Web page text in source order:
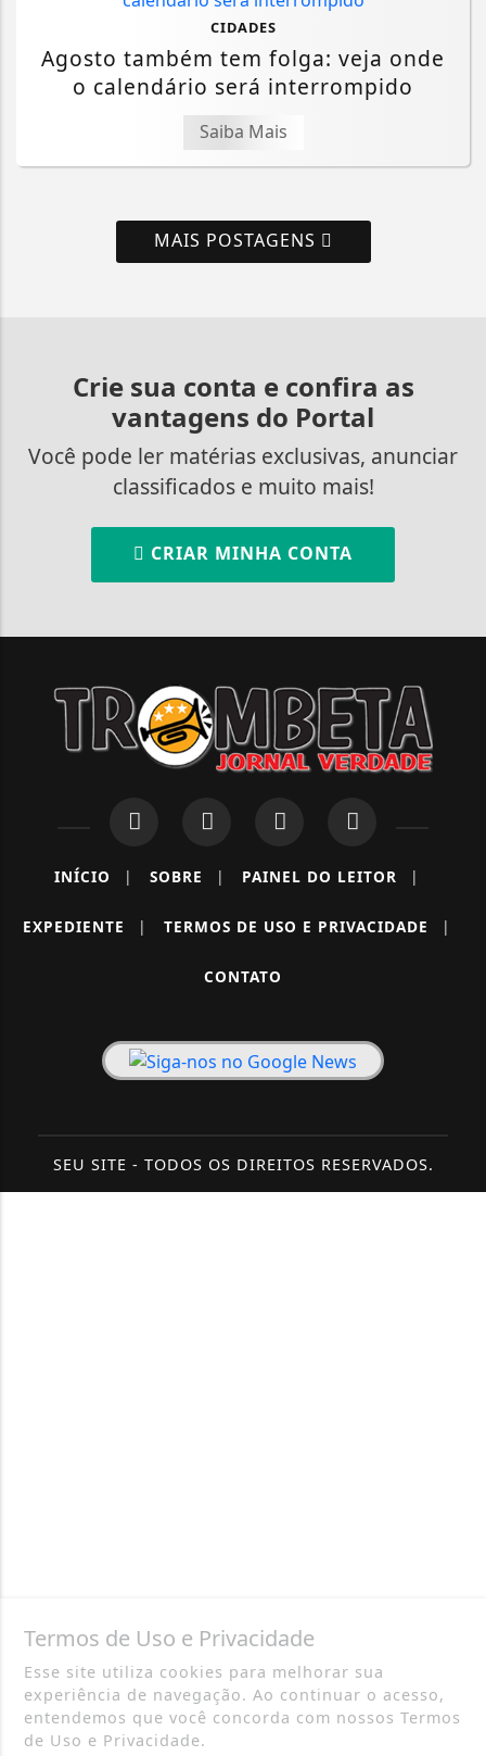
CIDADES
Agosto também tem folga: veja onde
o calendário será interrompido
Saiba Mais
MAIS POSTAGENS
Crie sua conta e confira as
vantagens do Portal
Você pode ler matérias exclusivas, anunciar
classificados e muito mais!
CRIAR MINHA CONTA
INÍCIO | SOBRE | PAINEL DO LEITOR |
EXPEDIENTE | TERMOS DE USO E PRIVACIDADE |
CONTATO
SEU SITE - TODOS OS DIREITOS RESERVADOS.
Termos de Uso e Privacidade
Esse site utiliza cookies para melhorar sua
experiência de navegação. Ao continuar o acesso,
entendemos que você concorda com nossos Termos
de Uso e Privacidade.